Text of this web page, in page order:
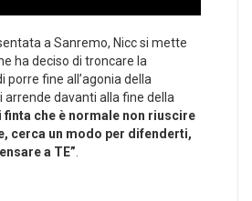
a Sanremo, Nicc si mette
ha deciso di troncare la
porre fine all’agonia della
arrende davanti alla fine della
finta che è normale non riuscire
cerca un modo per difenderti,
a TE”.